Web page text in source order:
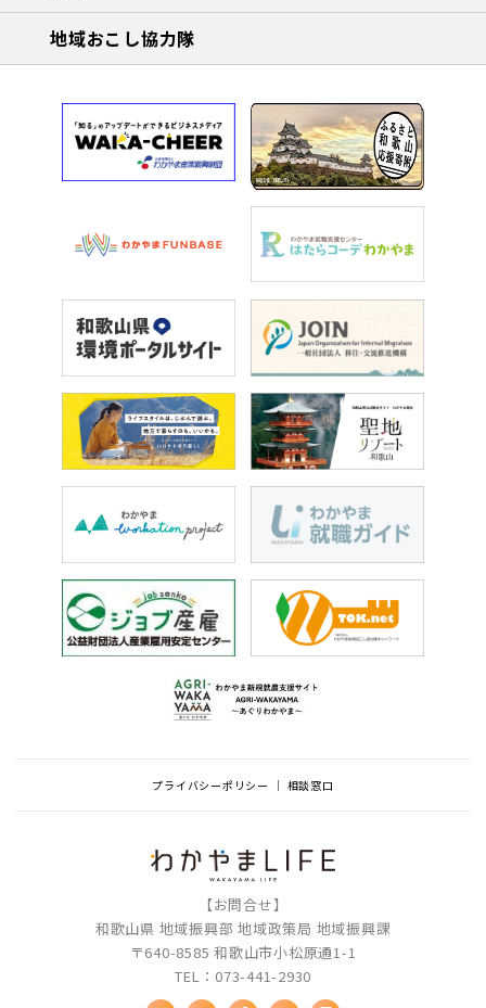
地域おこし協力隊
プライバシーポリシー 相談窓口
【お問合せ】
和歌山県 地域振興部 地域政策局 地域振興課
〒640-8585 和歌山市小松原通1-1
TEL：073-441-2930